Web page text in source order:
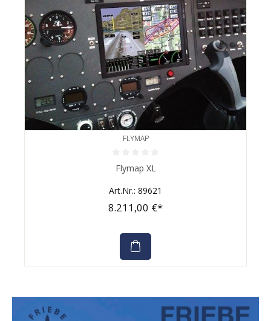
FLYMAP
Durchschnittliche Bewertung von 0 von 5 Sternen
Flymap XL
Art.Nr.: 89621
8.211,00 €*